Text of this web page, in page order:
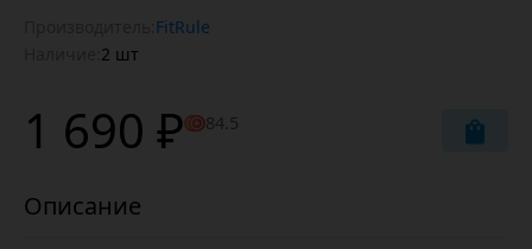
FitRule
2 шт
1 690 ₽ 84.5